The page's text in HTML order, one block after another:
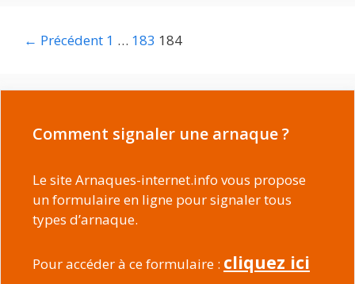
Navigation
← Précédent 1 … 183 184
Comment signaler une arnaque ?
Le site Arnaques-internet.info vous propose
un formulaire en ligne pour signaler tous
types d’arnaque.
Pour accéder à ce formulaire : cliquez ici